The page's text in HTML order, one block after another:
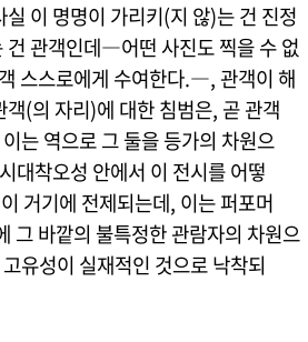
이 명명이 가리키(지 않)는 건 진정
건 관객인데―어떤 사진도 찍을 수 없
스스로에게 수여한다.―, 관객이 해
(의 자리)에 대한 침범은, 곧 관객
는 역으로 그 둘을 등가의 차원으
대착오성 안에서 이 전시를 어떻
거기에 전제되는데, 이는 퍼포머
그 바깥의 불특정한 관람자의 차원으
유성이 실재적인 것으로 낙착되